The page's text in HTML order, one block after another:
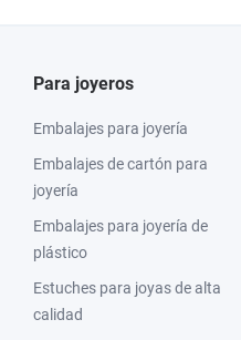
Para joyeros
Embalajes para joyería
Embalajes de cartón para
joyería
Embalajes para joyería de
plástico
Estuches para joyas de alta
calidad